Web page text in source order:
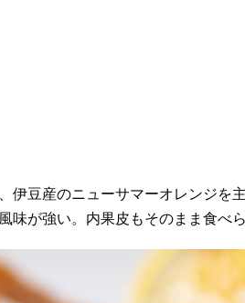
伊豆産のニューサマーオレンジを
が強い。内果皮もそのまま食べ